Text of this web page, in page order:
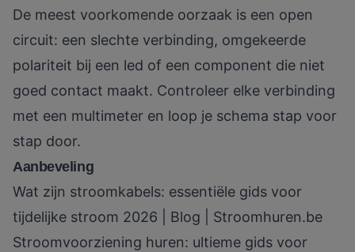
De meest voorkomende oorzaak is een open
circuit: een slechte verbinding, omgekeerde
polariteit bij een led of een component die niet
goed contact maakt. Controleer elke verbinding
met een multimeter en loop je schema stap voor
stap door.
Aanbeveling
Wat zijn stroomkabels: essentiële gids voor
tijdelijke stroom 2026 | Blog | Stroomhuren.be
Stroomvoorziening huren: ultieme gids voor